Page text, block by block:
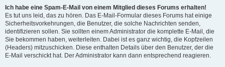
Ich habe eine Spam-E-Mail von einem Mitglied dieses Forums erhalten!
Es tut uns leid, das zu hören. Das E-Mail-Formular dieses Forums hat einige
Sicherheitsvorkehrungen, die Benutzer, die solche Nachrichten senden,
identifizieren sollen. Sie sollten einem Administrator die komplette E-Mail, die
Sie bekommen haben, weiterleiten. Dabei ist es ganz wichtig, die Kopfzeilen
(Headers) mitzuschicken. Diese enthalten Details über den Benutzer, der die
E-Mail verschickt hat. Der Administrator kann dann entsprechend reagieren.